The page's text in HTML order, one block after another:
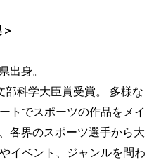
出身。
部科学⼤⾂賞受賞。 多様な
トでスポーツの作品をメイ
各界のスポーツ選⼿から⼤
イベント、ジャンルを問わ